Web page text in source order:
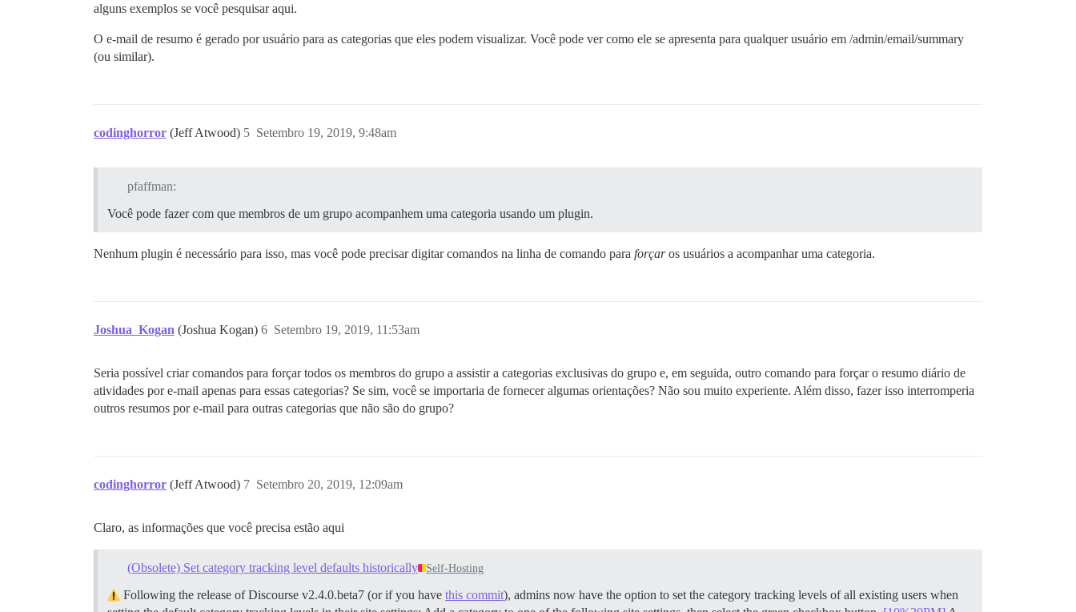
alguns exemplos se você pesquisar aqui.
O e-mail de resumo é gerado por usuário para as categorias que eles podem visualizar. Você pode ver como ele se apresenta para qualquer usuário em /admin/email/summary
(ou similar).
codinghorror (Jeff Atwood) Setembro 19, 2019, 9:48am
5
pfaffman:
Você pode fazer com que membros de um grupo acompanhem uma categoria usando um plugin.
Nenhum plugin é necessário para isso, mas você pode precisar digitar comandos na linha de comando para forçaros usuários a acompanhar uma categoria.
Joshua_Kogan (Joshua Kogan) Setembro 19, 2019, 11:53am
6
Seria possível criar comandos para forçar todos os membros do grupo a assistir a categorias exclusivas do grupo e, em seguida, outro comando para forçar o resumo diário de
atividades por e-mail apenas para essas categorias? Se sim, você se importaria de fornecer algumas orientações? Não sou muito experiente. Além disso, fazer isso interromperia
outros resumos por e-mail para outras categorias que não são do grupo?
codinghorror (Jeff Atwood) Setembro 20, 2019, 12:09am
7
Claro, as informações que você precisa estão aqui
(Obsolete) Set category tracking level defaults historically Self-Hosting
Following the release of Discourse v2.4.0.beta7 (or if you have this commit), admins now have the option to set the category tracking levels of all existing users when